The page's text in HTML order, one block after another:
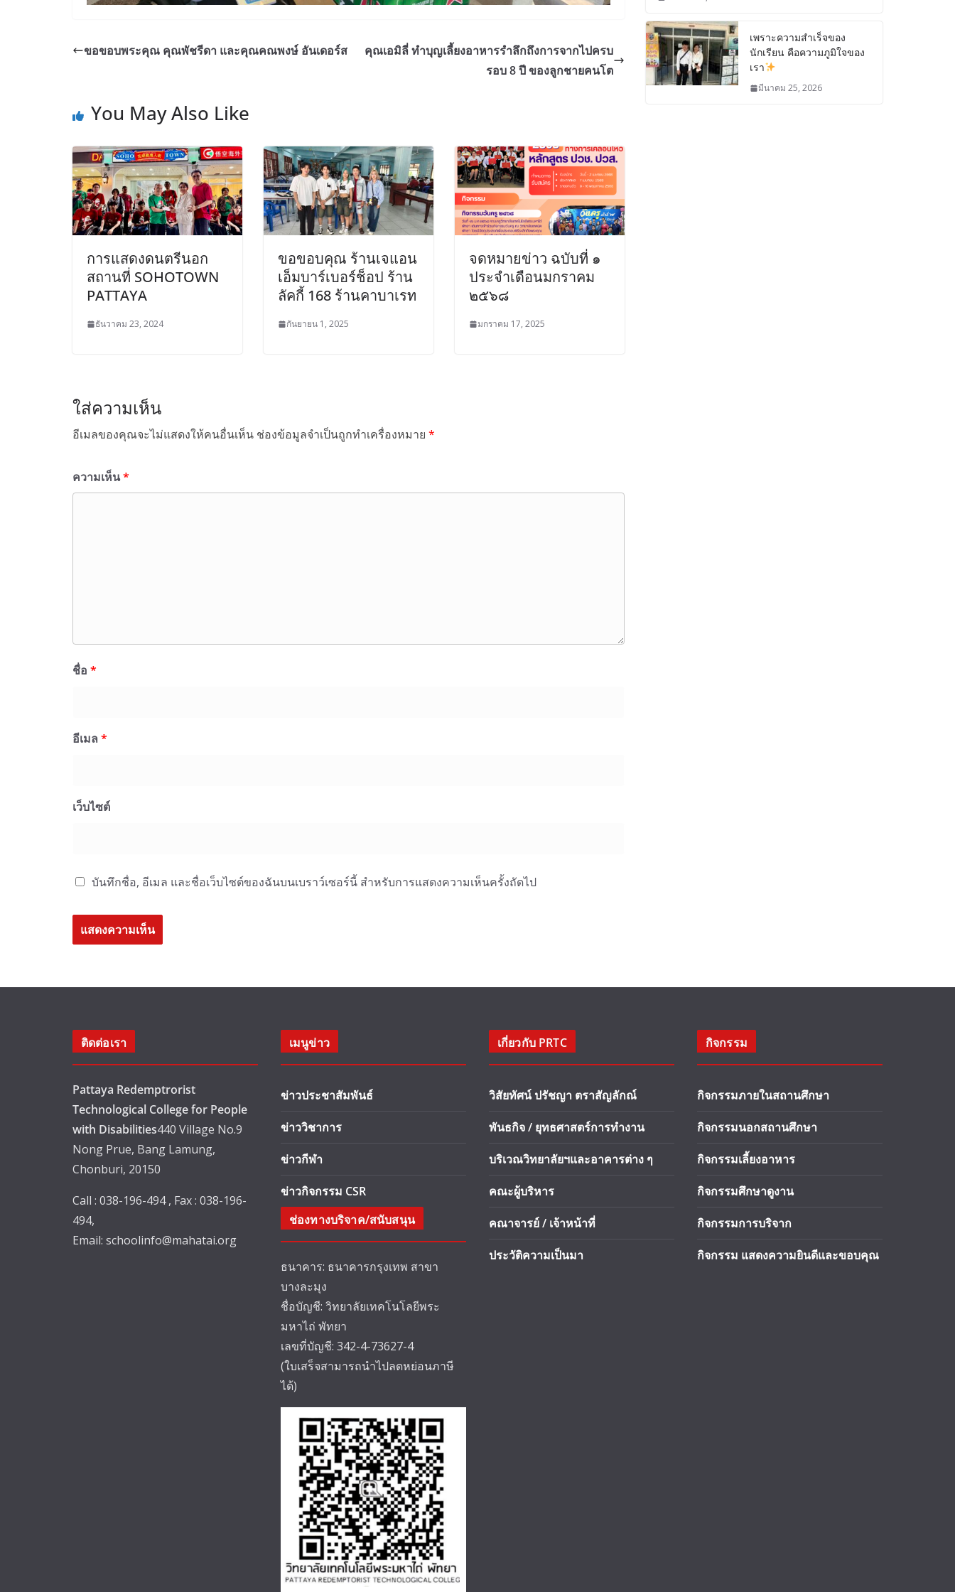
ขอขอบพระคุณ คุณพัชรีดา และคุณคณพงษ์ อันเดอร์ส
คุณเอมิลี่ ทำบุญเลี้ยงอาหารรำลึกถึงการจากไปครบ
รอบ 8 ปี ของลูกชายคนโต
You May Also Like
การแสดงดนตรีนอก
สถานที่ SOHOTOWN
PATTAYA
ธันวาคม 23, 2024
ขอขอบคุณ ร้านเจแอน
เอ็มบาร์เบอร์ช็อป ร้าน
ลัคกี้ 168 ร้านคาบาเรท
กันยายน 1, 2025
จดหมายข่าว ฉบับที่ ๑
ประจำเดือนมกราคม
๒๕๖๘
มกราคม 17, 2025
ใส่ความเห็น
อีเมลของคุณจะไม่แสดงให้คนอื่นเห็น ช่องข้อมูลจำเป็นถูกทำเครื่องหมาย *
ความเห็น*
ชื่อ *
อีเมล *
เว็บไซต์
บันทึกชื่อ, อีเมล และชื่อเว็บไซต์ของฉันบนเบราว์เซอร์นี้ สำหรับการแสดงความเห็นครั้งถัดไป
เพราะความสำเร็จของ
นักเรียน คือความภูมิใจของ
เรา
มีนาคม 25, 2026
ติดต่อเรา
Pattaya Redemptrorist
Technological College for People
with Disabilities440 Village No.9
Nong Prue, Bang Lamung,
Chonburi, 20150
Call : 038-196-494 , Fax : 038-196-
494,
Email: schoolinfo@mahatai.org
เมนูข่าว
ข่าวประชาสัมพันธ์
ข่าววิชาการ
ข่าวกีฬา
ข่าวกิจกรรม CSR
ช่องทางบริจาค/สนับสนุน
ธนาคาร: ธนาคารกรุงเทพ สาขา
บางละมุง
ชื่อบัญชี: วิทยาลัยเทคโนโลยีพระ
มหาไถ่ พัทยา
เลขที่บัญชี: 342-4-73627-4
(ใบเสร็จสามารถนำไปลดหย่อนภาษี
ได้)
เกี่ยวกับ PRTC
วิสัยทัศน์ ปรัชญา ตราสัญลักณ์
พันธกิจ / ยุทธศาสตร์การทำงาน
บริเวณวิทยาลัยฯและอาคารต่าง ๆ
คณะผู้บริหาร
คณาจารย์ / เจ้าหน้าที่
ประวัติความเป็นมา
กิจกรรม
กิจกรรมภายในสถานศึกษา
กิจกรรมนอกสถานศึกษา
กิจกรรมเลี้ยงอาหาร
กิจกรรมศึกษาดูงาน
กิจกรรมการบริจาก
กิจกรรม แสดงความยินดีและขอบคุณ